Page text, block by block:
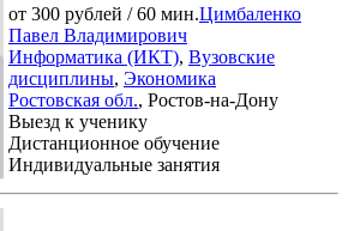
от 300 рублей / 60 мин.Цимбаленко
Павел Владимирович
Информатика (ИКТ), Вузовские
дисциплины, Экономика
Ростовская обл., Ростов-на-Дону
Выезд к ученику
Дистанционное обучение
Индивидуальные занятия